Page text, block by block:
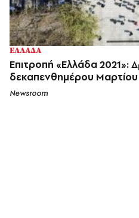
ΕΛΛΑΔΑ
Επιτροπή «Ελλάδα 2021»:
δεκαπενθημέρου Μαρτίου
Newsroom